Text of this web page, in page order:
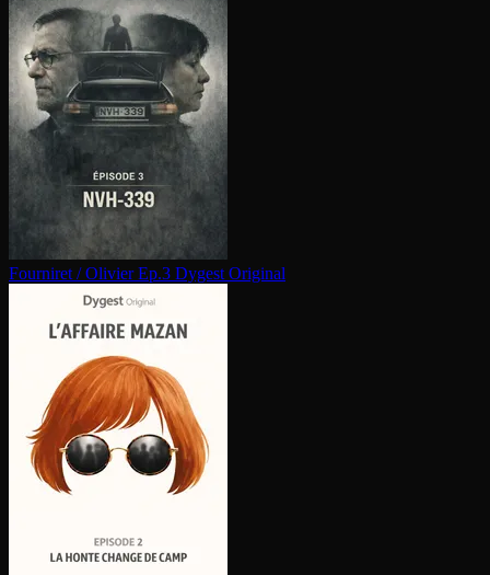
Fourniret / Olivier Ep.3 Dygest Original